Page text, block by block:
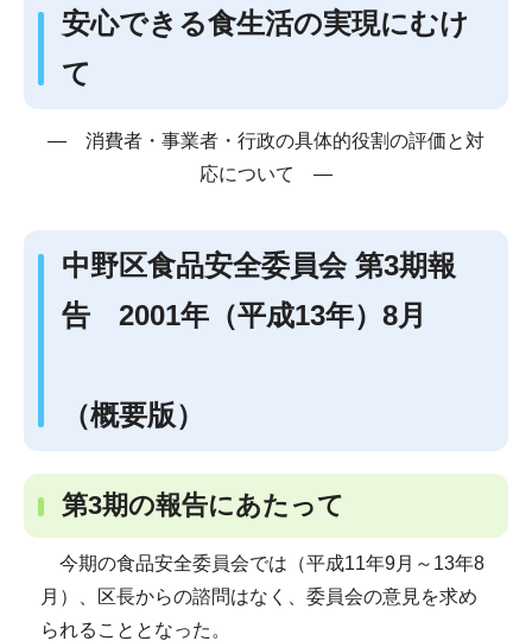
安心できる食生活の実現にむけ
て
― 消費者・事業者・行政の具体的役割の評価と対
応について ―
中野区食品安全委員会 第3期報
告 2001年（平成13年）8月
（概要版）
第3期の報告にあたって
今期の食品安全委員会では（平成11年9月～13年8
月）、区長からの諮問はなく、委員会の意見を求め
られることとなった。